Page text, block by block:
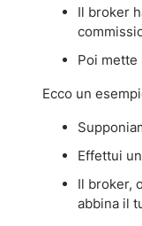
Il broker
Poi mette
Ecco un
Effettui
Il broker,
abbina il